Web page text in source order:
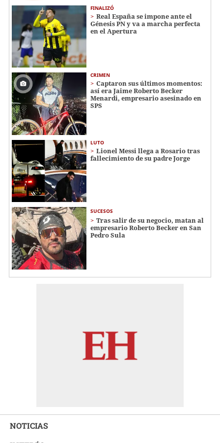
FINALIZÓ
Real España se impone ante el
Génesis PN y va a marcha perfecta
en el Apertura
CRIMEN
Captaron sus últimos momentos:
así era Jaime Roberto Becker
Menardi​​​, empresario asesinado en
SPS
LUTO
Lionel Messi llega a Rosario tras
fallecimiento de su padre Jorge
SUCESOS
Tras salir de su negocio, matan al
empresario Roberto Becker en San
Pedro Sula
NOTICIAS